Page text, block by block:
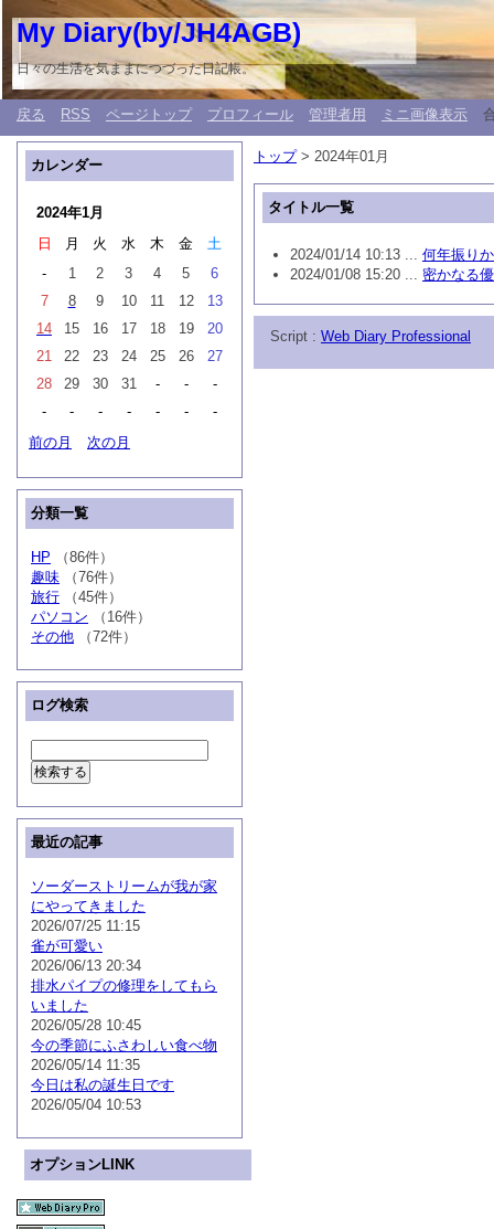
My Diary(by/JH4AGB)
日々の生活を気ままにつづった日記帳。
戻る RSS ページトップ プロフィール 管理者用 ミニ画像表示
トップ> 2024年01月
タイトル一覧
2024/01/14 10:13 ... 何年振り
2024/01/08 15:20 ... 密かなる
カレンダー
2024年1月
日
月 火 水 木 金
土
-
1 2 3 4 5
6
7
8 9 10 11 12
13
14
15 16 17 18 19
20
21
22 23 24 25 26
27
28
29 30 31 - -
-
-
- - - - -
-
前の月
次の月
分類一覧
HP （86件）
趣味 （76件）
旅行 （45件）
パソコン （16件）
その他 （72件）
ログ検索
最近の記事
ソーダーストリームが我が家
にやってきました
2026/07/25 11:15
雀が可愛い
2026/06/13 20:34
排水パイプの修理をしてもら
いました
2026/05/28 10:45
今の季節にふさわしい食べ物
2026/05/14 11:35
今日は私の誕生日です
2026/05/04 10:53
オプションLINK
Script : Web Diary Professional